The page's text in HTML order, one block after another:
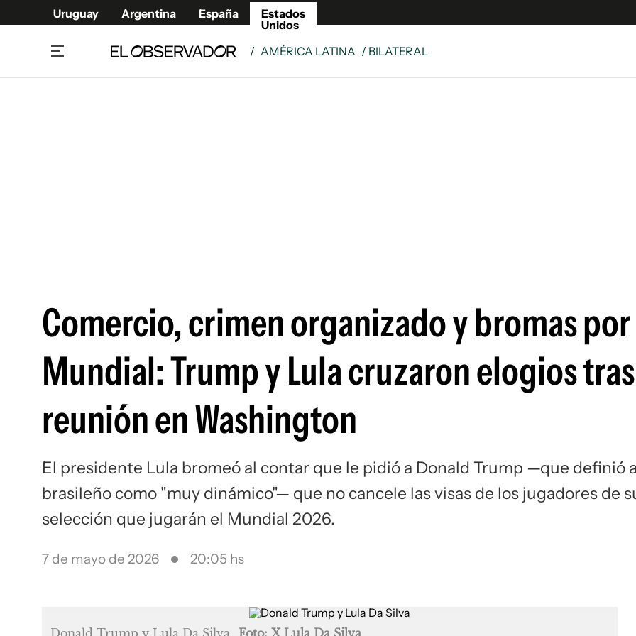
Uruguay Argentina España
Estados
Unidos
/ AMÉRICA LATINA / BILATERAL
Comercio, crimen organizado y bromas
Mundial: Trump y Lula cruzaron elogios tras
reunión en Washington
El presidente Lula bromeó al contar que le pidió a Donald Trump —que definió
brasileño como "muy dinámico"— que no cancele las visas de los jugadores de
selección que jugarán el Mundial 2026.
7 de mayo de 2026 20:05 hs
Donald Trump y Lula Da Silva Foto: X Lula Da Silva